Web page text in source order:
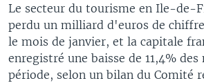
Le secteur du tourisme en Ile-de-
perdu un milliard d'euros de
le mois de janvier, et la capitale
enregistré une baisse de 11,4%
période, selon un bilan du Comité